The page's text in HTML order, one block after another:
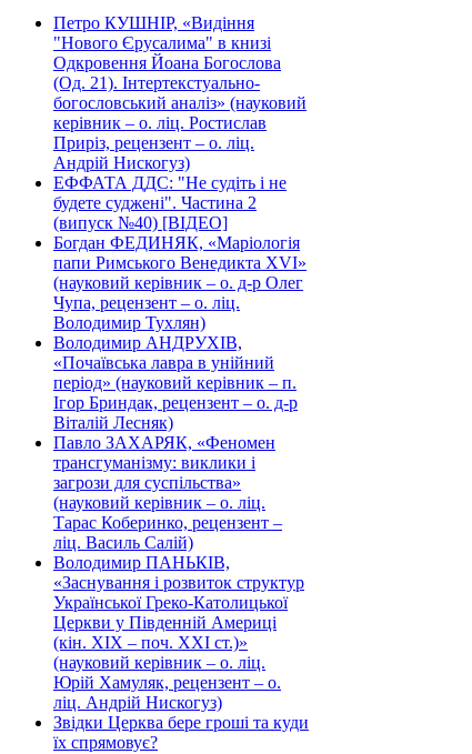
Петро КУШНІР, «Видіння
"Нового Єрусалима" в книзі
Одкровення Йоана Богослова
(Од. 21). Інтертекстуально-
богословський аналіз» (науковий
керівник – о. ліц. Ростислав
Приріз, рецензент – о. ліц.
Андрій Нискогуз)
ЕФФАТА ДДС: "Не судіть і не
будете суджені". Частина 2
(випуск №40) [ВІДЕО]
Богдан ФЕДИНЯК, «Маріологія
папи Римського Венедикта XVI»
(науковий керівник – о. д-р Олег
Чупа, рецензент – о. ліц.
Володимир Тухлян)
Володимир АНДРУХІВ,
«Почаївська лавра в унійний
період» (науковий керівник – п.
Ігор Бриндак, рецензент – о. д-р
Віталій Лесняк)
Павло ЗАХАРЯК, «Феномен
трансгуманізму: виклики і
загрози для суспільства»
(науковий керівник – о. ліц.
Тарас Коберинко, рецензент –
ліц. Василь Салій)
Володимир ПАНЬКІВ,
«Заснування і розвиток структур
Української Греко-Католицької
Церкви у Південній Америці
(кін. ХІХ – поч. ХХІ ст.)»
(науковий керівник – о. ліц.
Юрій Хамуляк, рецензент – о.
ліц. Андрій Нискогуз)
Звідки Церква бере гроші та куди
їх спрямовує?